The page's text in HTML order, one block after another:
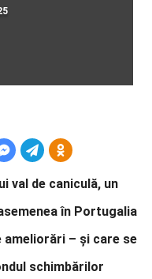
val de caniculă, un
în Portugalia
ameliorări – şi care se
schimbărilor